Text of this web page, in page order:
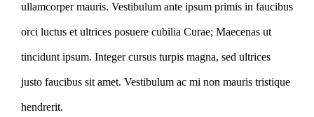
ullamcorper mauris. Vestibulum ante ipsum primis in faucibus
orci luctus et ultrices posuere cubilia Curae; Maecenas ut
tincidunt ipsum. Integer cursus turpis magna, sed ultrices
justo faucibus sit amet. Vestibulum ac mi non mauris tristique
hendrerit.